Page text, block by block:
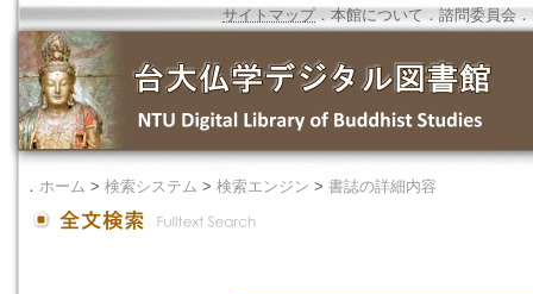
サイトマップ．本館について ． 諮問委員会 ．
． ホーム > 検索システム > 検索エンジン > 書誌の詳細内容